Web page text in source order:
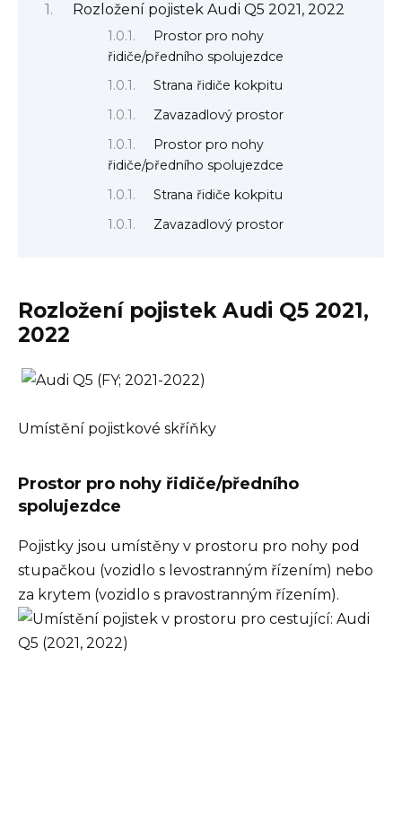
Rozložení pojistek Audi Q5 2021, 2022
Prostor pro nohy
řidiče/předního spolujezdce
Strana řidiče kokpitu
Zavazadlový prostor
Prostor pro nohy
řidiče/předního spolujezdce
Strana řidiče kokpitu
Zavazadlový prostor
Rozložení pojistek Audi Q5 2021,
2022
Umístění pojistkové skříňky
Prostor pro nohy řidiče/předního
spolujezdce
Pojistky jsou umístěny v prostoru pro nohy pod
stupačkou (vozidlo s levostranným řízením) nebo
za krytem (vozidlo s pravostranným řízením).